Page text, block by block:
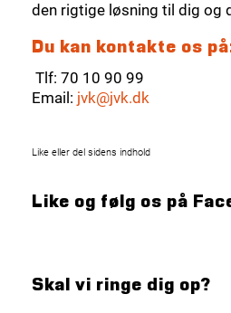
den rigtige løsning til dig og
Du kan kontakte os
Tlf: 70 10 90 99
Email: jvk@jvk.dk
Like eller del sidens indhold
Like og følg os på
Skal vi ringe dig op?